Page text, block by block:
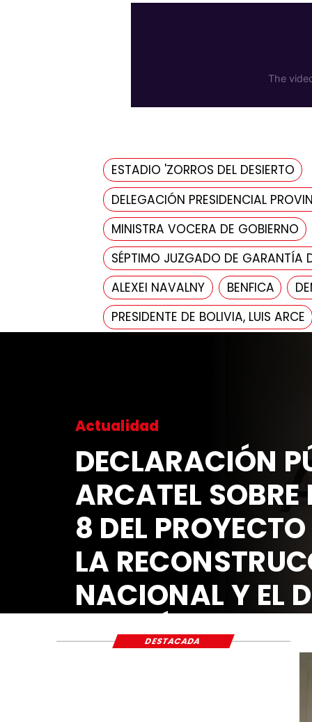
ESTADIO 'ZORROS DEL DESIERTO
DELEGACIÓN PRESIDENCIAL
MINISTRA VOCERA DE GOBIERNO
SÉPTIMO JUZGADO DE GARANTÍA
ALEXEI NAVALNY
BENFICA
PRESIDENTE DE BOLIVIA, LUIS ARCE
Actualidad
ARCATEL
8 DEL
LA
NACIONAL Y
ECONÓMICO
DESTACADA